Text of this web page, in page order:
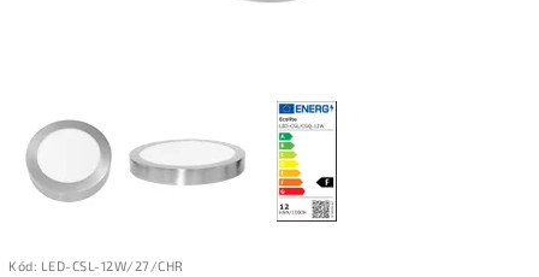
Kód: LED-CSL-12W/27/CHR